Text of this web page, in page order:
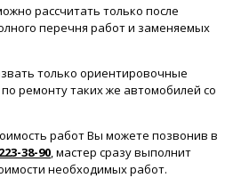
рассчитать только после
перечня работ и заменяемых
только ориентировочные
ремонту таких же автомобилей со
работ Вы можете позвонив в
38-90 , мастер сразу выполнит
необходимых работ.